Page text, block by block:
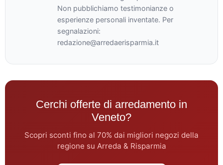
Non pubblichiamo testimonianze o
esperienze personali inventate. Per
segnalazioni:
redazione@arredaerisparmia.it
Cerchi offerte di arredamento in
Veneto?
Scopri sconti fino al 70% dai migliori negozi della
regione su Arreda & Risparmia